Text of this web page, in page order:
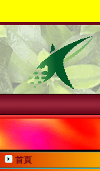
首頁